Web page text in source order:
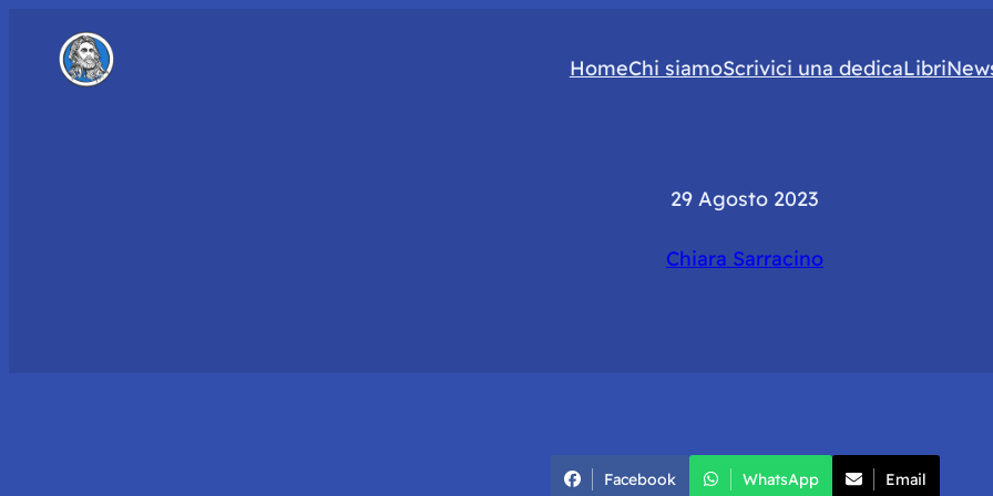
HomeChi siamoScrivici una dedicaLibri
29 Agosto 2023
Chiara Sarracino
Facebook WhatsApp Email